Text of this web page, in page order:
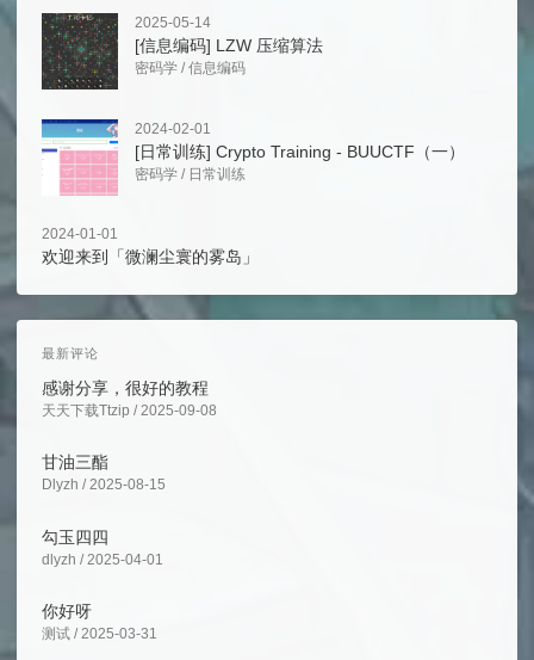
2025-05-14
[信息编码] LZW 压缩算法
密码学 /信息编码
2024-02-01
[日常训练] Crypto Training - BUUCTF（一）
密码学 / 日常训练
2024-01-01
欢迎来到「微澜尘寰的雾岛」
最新评论
感谢分享，很好的教程
天天下载Ttzip / 2025-09-08
甘油三酯
Dlyzh / 2025-08-15
勾玉四四
dlyzh / 2025-04-01
你好呀
测试 / 2025-03-31